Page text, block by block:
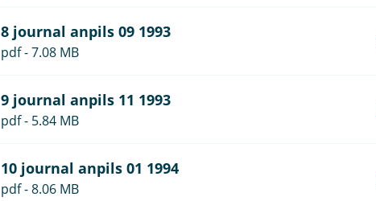
8 journal anpils 09 1993
pdf - 7.08 MB
9 journal anpils 11 1993
pdf - 5.84 MB
10 journal anpils 01 1994
pdf - 8.06 MB